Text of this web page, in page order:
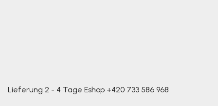
Lieferung 2 - 4 Tage Eshop +420 733 586 968